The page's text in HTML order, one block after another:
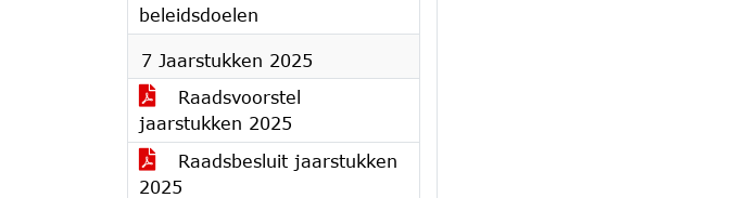
beleidsdoelen
7 Jaarstukken 2025
Raadsvoorstel
jaarstukken 2025
Raadsbesluit jaarstukken
2025